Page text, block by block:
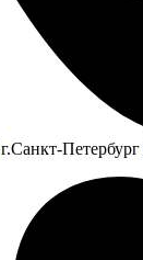
г.Санкт-Петербург